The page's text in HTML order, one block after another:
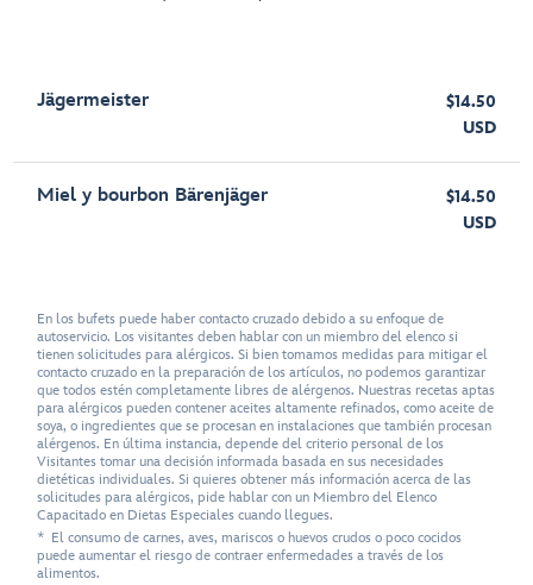
Jägermeister
$14.50
USD
Miel y bourbon Bärenjäger
$14.50
USD
En los bufets puede haber contacto cruzado debido a su enfoque de
autoservicio. Los visitantes deben hablar con un miembro del elenco si
tienen solicitudes para alérgicos. Si bien tomamos medidas para mitigar el
contacto cruzado en la preparación de los artículos, no podemos garantizar
que todos estén completamente libres de alérgenos. Nuestras recetas aptas
para alérgicos pueden contener aceites altamente refinados, como aceite de
soya, o ingredientes que se procesan en instalaciones que también procesan
alérgenos. En última instancia, depende del criterio personal de los
Visitantes tomar una decisión informada basada en sus necesidades
dietéticas individuales. Si quieres obtener más información acerca de las
solicitudes para alérgicos, pide hablar con un Miembro del Elenco
Capacitado en Dietas Especiales cuando llegues.
* El consumo de carnes, aves, mariscos o huevos crudos o poco cocidos
puede aumentar el riesgo de contraer enfermedades a través de los
alimentos.